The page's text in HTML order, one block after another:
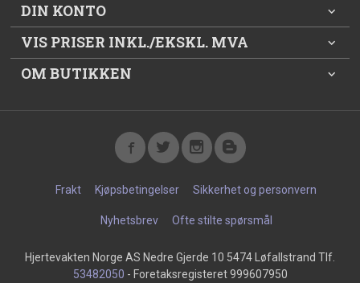
DIN KONTO
VIS PRISER INKL./EKSKL. MVA
OM BUTIKKEN
Frakt Kjøpsbetingelser Sikkerhet og personvern
Nyhetsbrev Ofte stilte spørsmål
Hjertevakten Norge AS Nedre Gjerde 10 5474 Løfallstrand Tlf.
53482050 - Foretaksregisteret 999607950